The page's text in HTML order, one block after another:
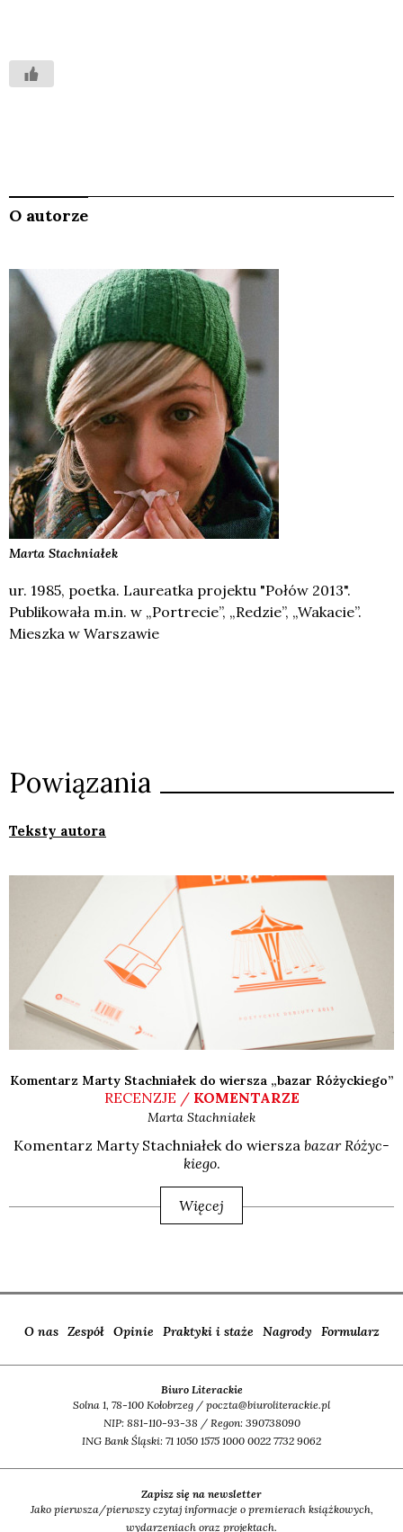
O autorze
Marta Stachniałek
ur. 1985, poetka. Laureatka projektu "Połów 2013".
Publikowała m.in. w „Portrecie”, „Redzie”, „Wakacie”.
Mieszka w Warszawie
Powiązania
Teksty autora
Komentarz Marty Stachniałek do wiersza „bazar Różyckiego”
RECENZJE / KOMENTARZE
Marta Stachniałek
Komen­tarz Mar­ty Stach­nia­łek do wier­sza bazar Różyc­
kie­go.
Więcej
O nas Zespół Opinie Praktyki i staże Nagrody Formularz
Biuro Literackie
Solna 1, 78-100 Kołobrzeg / poczta@biuroliterackie.pl
NIP: 881-110-93-38 / Regon: 390738090
ING Bank Śląski: 71 1050 1575 1000 0022 7732 9062
Zapisz się na newsletter
Jako pierwsza/pierwszy czytaj informacje o premierach książkowych,
wydarzeniach oraz projektach.